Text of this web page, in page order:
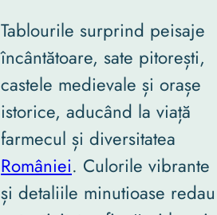
Tablourile surprind peisaje
încântătoare, sate pitorești,
castele medievale și orașe
istorice, aducând la viață
farmecul și diversitatea
României. Culorile vibrante
și detaliile minutioase redau